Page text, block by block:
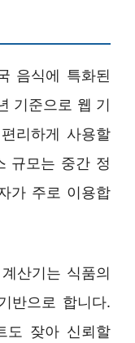
음식에 특화된
기준으로 웹 기
리하게 사용할
규모는 중간 정
가 주로 이용합
산기는 식품의
반으로 합니다.
도 잦아 신뢰할